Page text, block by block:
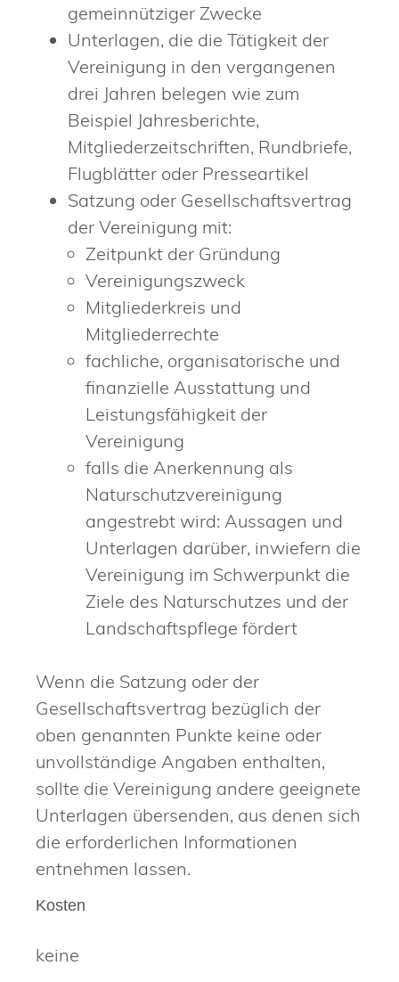
gemeinnütziger Zwecke
Unterlagen, die die Tätigkeit der
Vereinigung in den vergangenen
drei Jahren belegen wie zum
Beispiel Jahresberichte,
Mitgliederzeitschriften, Rundbriefe,
Flugblätter oder Presseartikel
Satzung oder Gesellschaftsvertrag
der Vereinigung mit:
Zeitpunkt der Gründung
Vereinigungszweck
Mitgliederkreis und
Mitgliederrechte
fachliche, organisatorische und
finanzielle Ausstattung und
Leistungsfähigkeit der
Vereinigung
falls die Anerkennung als
Naturschutzvereinigung
angestrebt wird: Aussagen und
Unterlagen darüber, inwiefern die
Vereinigung im Schwerpunkt die
Ziele des Naturschutzes und der
Landschaftspflege fördert
Wenn die Satzung oder der
Gesellschaftsvertrag bezüglich der
oben genannten Punkte keine oder
unvollständige Angaben enthalten,
sollte die Vereinigung andere geeignete
Unterlagen übersenden, aus denen sich
die erforderlichen Informationen
entnehmen lassen.
Kosten
keine